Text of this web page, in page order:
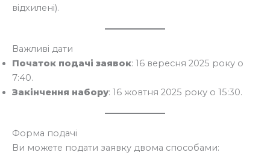
відхилені).
Важливі дати
Початок подачі заявок: 16 вересня 2025 року о
7:40.
Закінчення набору: 16 жовтня 2025 року о 15:30.
Форма подачі
Ви можете подати заявку двома способами: